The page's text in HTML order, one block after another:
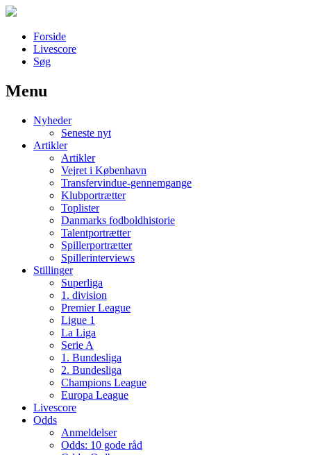
Forside
Livescore
Søg
Наши партнеры
лучшие займы
Menu
Nyheder
Seneste nyt
Artikler
Artikler
Vejret i København
Transfervindue-gennemgange
Klubportrætter
Toplister
Danmarks fodboldhistorie
Talentportrætter
Spillerportrætter
Spillerinterviews
Stillinger
Superliga
1. division
Premier League
Ligue 1
La Liga
Serie A
1. Bundesliga
2. Bundesliga
Champions League
Europa League
Livescore
Odds
Anmeldelser
Odds: 10 gode råd